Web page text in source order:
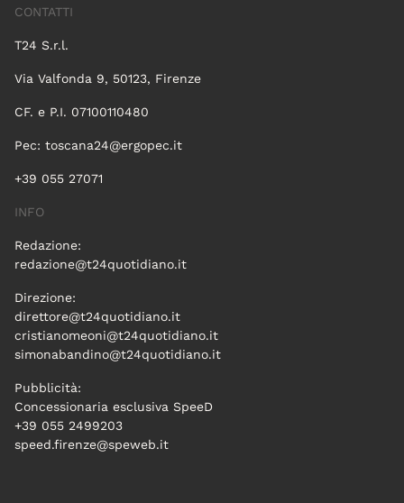
CONTATTI
T24 S.r.l.
Via Valfonda 9, 50123, Firenze
CF. e P.I. 07100110480
Pec: toscana24@ergopec.it
+39 055 27071
INFO
Redazione:
redazione@t24quotidiano.it
Direzione:
direttore@t24quotidiano.it
cristianomeoni@t24quotidiano.it
simonabandino@t24quotidiano.it
Pubblicità:
Concessionaria esclusiva SpeeD
+39 055 2499203
speed.firenze@speweb.it